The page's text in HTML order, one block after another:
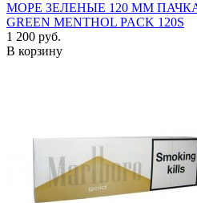
МОРЕ ЗЕЛЕНЫЕ 120 ММ
GREEN MENTHOL PACK 120S
1 200 руб.
В корзину